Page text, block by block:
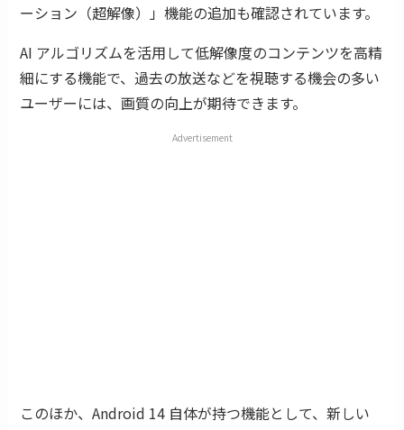
ーション（超解像）」機能の追加も確認されています。
AI アルゴリズムを活用して低解像度のコンテンツを高精
細にする機能で、過去の放送などを視聴する機会の多い
ユーザーには、画質の向上が期待できます。
Advertisement
このほか、Android 14 自体が持つ機能として、新しい